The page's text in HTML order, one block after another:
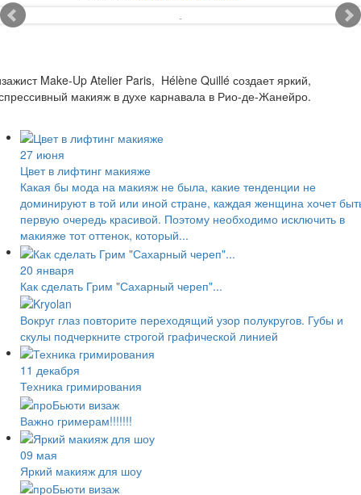
Make-Up Atelier Paris, Hélène Quillé создает яркий,
макияж в духе карнавала в Рио-де-Жанейро.
27 июня
Цвет в лифтинг макияже
Какая бы мода на макияж не была, какие тенденции не
доминируют в той или иной стране, каждая женщина хочет
первую очередь красивой. Поэтому необходимо исключить в
макияже тот оттенок, который...
20 января
Как сделать Грим "Сахарный череп"...
Вокруг глаз повторите переходящий узор полукругов. Губы и
скулы подчеркните строгой графической линией
11 декабря
Техника гримирования
Важно гримерам!!!!!!!
09 мая
Яркий макияж для шоу